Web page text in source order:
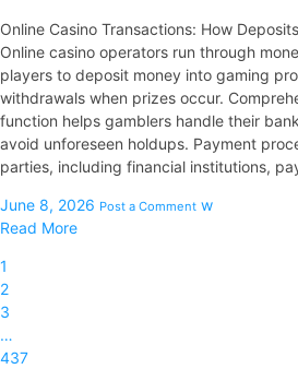
Online Casino Transactions: How
Online casino operators run through
players to deposit money into gaming
withdrawals when prizes occur.
function helps gamblers handle their
avoid unforeseen holdups. Payment
parties, including financial institutions,
June 8, 2026 Post a Comment w
Read More
1
2
3
…
437